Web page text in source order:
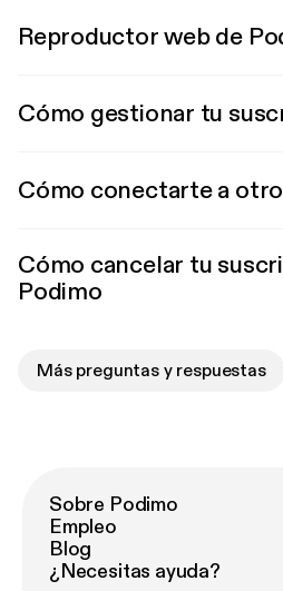
Reproductor web de
Cómo gestionar tu
Cómo conectarte a
Cómo cancelar tu
Podimo
Más preguntas y respuestas
Sobre Podimo
Empleo
Blog
¿Necesitas ayuda?